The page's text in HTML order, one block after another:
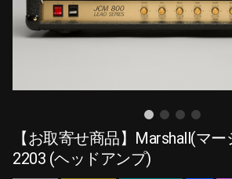
【お取寄せ商品】Marshall(マ
2203 (ヘッドアンプ)